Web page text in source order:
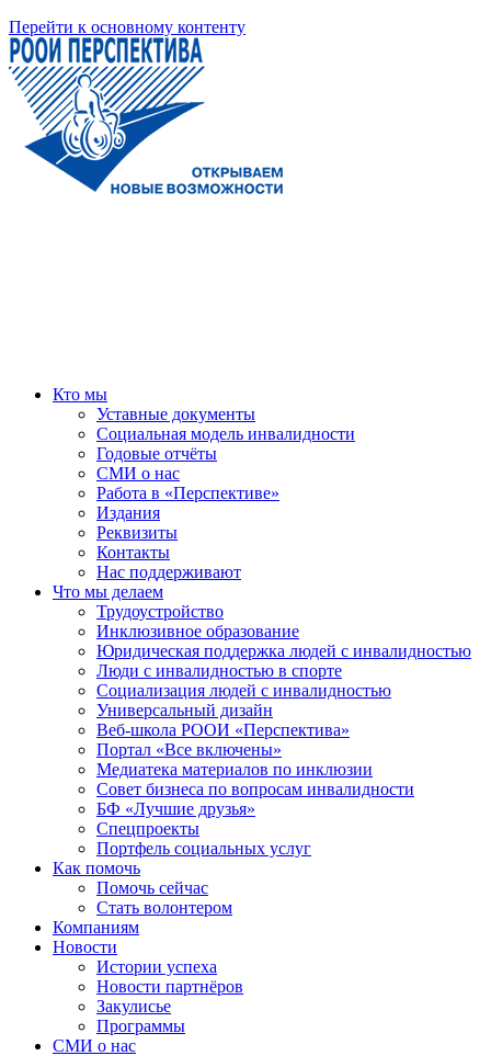
Перейти к основному контенту
Кто мы
Уставные документы
Социальная модель инвалидности
Годовые отчёты
СМИ о нас
Работа в «Перспективе»
Издания
Реквизиты
Контакты
Нас поддерживают
Что мы делаем
Трудоустройство
Инклюзивное образование
Юридическая поддержка людей с инвалидностью
Люди с инвалидностью в спорте
Социализация людей с инвалидностью
Универсальный дизайн
Веб-школа РООИ «Перспектива»
Портал «Все включены»
Медиатека материалов по инклюзии
Совет бизнеса по вопросам инвалидности
БФ «Лучшие друзья»
Спецпроекты
Портфель социальных услуг
Как помочь
Помочь сейчас
Стать волонтером
Компаниям
Новости
Истории успеха
Новости партнёров
Закулисье
Программы
СМИ о нас